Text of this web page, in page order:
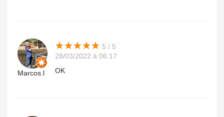
Marcos.l
★★★★★
★★★★★ 5 / 5
28/03/2022 à 06:17
OK